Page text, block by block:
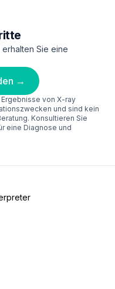
Sie eine
→
von X-ray
und sind kein
Konsultieren Sie
eine Diagnose und